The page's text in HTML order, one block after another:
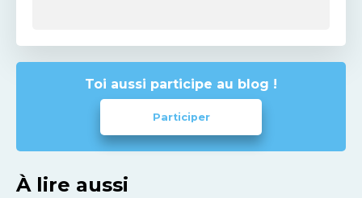
Toi aussi participe au blog !
Participer
À lire aussi